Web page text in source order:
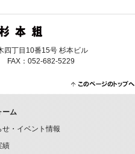
四丁目10番15号 杉本ビル
：052-682-5229
ーム
せ・イベント情報
績